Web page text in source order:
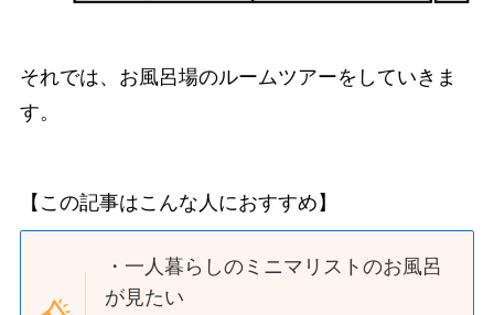
それでは、お風呂場のルームツアーをしていきま
す。
【この記事はこんな人におすすめ】
・一人暮らしのミニマリストのお風呂
が見たい